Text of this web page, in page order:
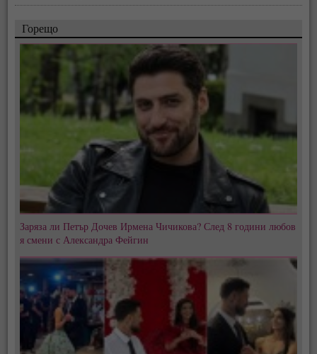
Горещо
Заряза ли Петър Дочев Ирмена Чичикова? След 8 години любов
я смени с Александра Фейгин